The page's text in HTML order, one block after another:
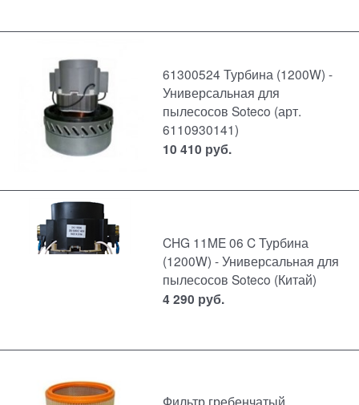
61300524 Турбина (1200W) -
Универсальная для
пылесосов Soteco (арт.
6110930141)
10 410 руб.
CHG 11ME 06 C Турбина
(1200W) - Универсальная для
пылесосов Soteco (Китай)
4 290 руб.
Фильтр гребенчатый